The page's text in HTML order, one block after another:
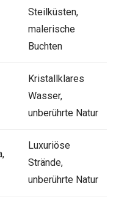
Steilküsten,
malerische
Buchten
Kristallklares
Wasser,
unberührte Natur
Luxuriöse
Strände,
unberührte Natur